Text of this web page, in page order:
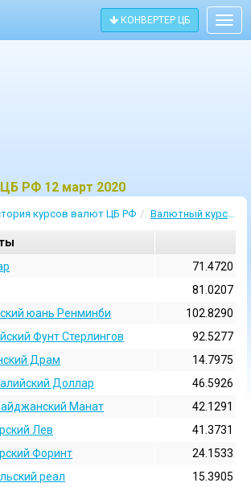
КОНВЕРТЕР ЦБ
РФ 12 март 2020
курсов валют ЦБ РФ Валютный курс 12 Март 2020
71.4720
81.0207
юань Ренминби
102.8290
Фунт Стерлингов
92.5277
Драм
14.7975
Доллар
46.5926
Манат
42.1291
Лев
41.3731
Форинт
24.1533
реал
15.3905